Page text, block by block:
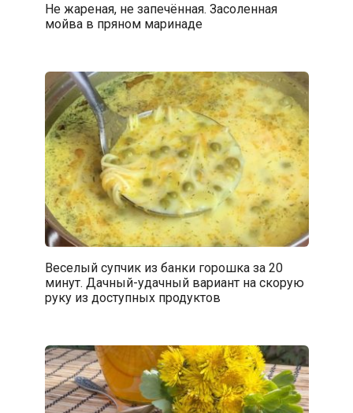
Не жареная, не запечённая. Засоленная
мойва в пряном маринаде
Веселый супчик из банки горошка за 20
минут. Дачный-удачный вариант на скорую
руку из доступных продуктов